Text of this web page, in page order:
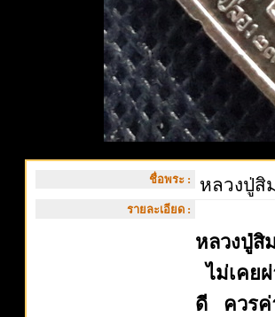
ชื่อพระ : หลวงปู่สิ
รายละเอียด :
หลวงปู่สิ
ไม่เคย
ดี ควรค่